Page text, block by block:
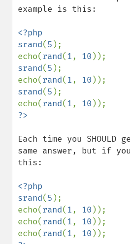
example is this:
<?php
srand(5 );
echo(rand(1, 10
srand(5 );
echo(rand(1, 10
srand(5 );
echo(rand(1, 10
Each time you SHOULD
same answer, but if
this:
<?php
srand(5 );
echo(rand(1, 10 ));
echo(rand(1, 10 ));
echo(rand(1, 10